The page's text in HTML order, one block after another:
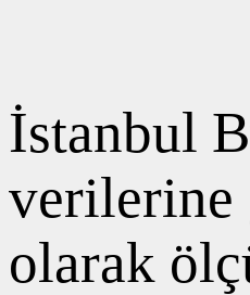
İstanbul
verilerine
olarak